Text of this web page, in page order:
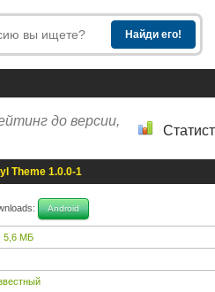
до версии,
Theme 1.0.0-1
Android
5,6 МБ